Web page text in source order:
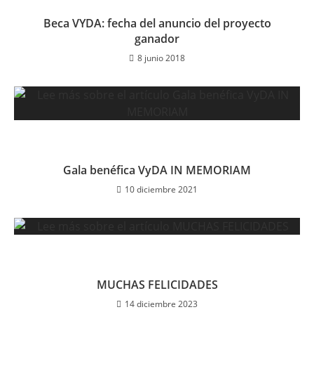
Beca VYDA: fecha del anuncio del proyecto
ganador
8 junio 2018
Gala benéfica VyDA IN MEMORIAM
10 diciembre 2021
MUCHAS FELICIDADES
14 diciembre 2023